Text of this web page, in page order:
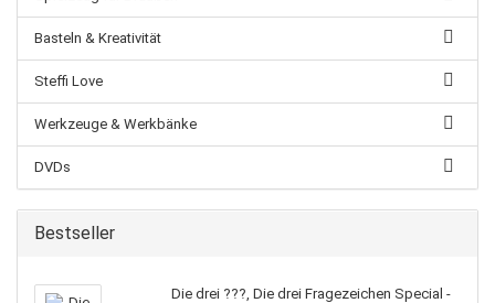
Basteln & Kreativität
Steffi Love
Werkzeuge & Werkbänke
DVDs
Bestseller
Die drei ???, Die drei Fragezeichen Special -